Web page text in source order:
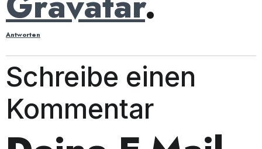
Antworten
Schreibe einen
Kommentar